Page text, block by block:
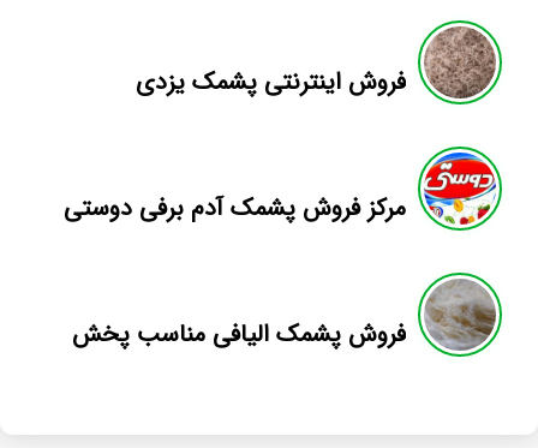
فروش اینترنتی پشمک یزدی
مرکز فروش پشمک آدم برفی دوستی
فروش پشمک الیافی مناسب پخش